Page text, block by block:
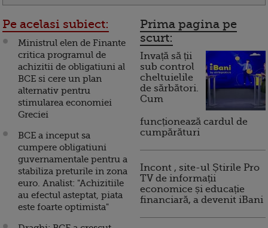
Pe acelasi subiect:
Ministrul elen de Finante
critica programul de
achizitii de obligatiuni al
BCE si cere un plan
alternativ pentru
stimularea economiei
Greciei
BCE a inceput sa
cumpere obligatiuni
guvernamentale pentru a
stabiliza preturile in zona
euro. Analist: "Achizitiile
au efectul asteptat, piata
este foarte optimista"
Prima pagina pe
scurt:
Invață să ții
sub control
cheltuielile
de sărbători.
Cum
funcționează cardul de
cumpărături
Incont , site-ul Știrile Pro
TV de informații
economice și educație
financiară, a devenit iBani